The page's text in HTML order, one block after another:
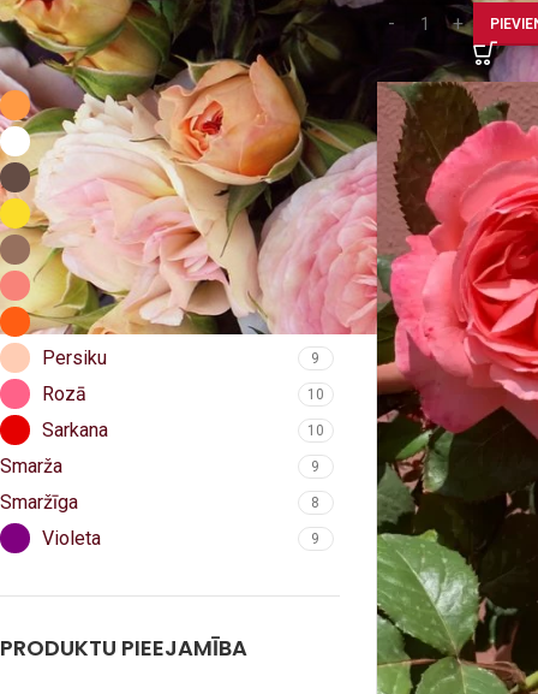
FILTRĒT PĒC KRĀSAS
Aprikozu
Balta 9
Brūna 9
Dzeltena 9
Kafija ar pienu 8
Koraļļu 9
Oranža 10
Persiku 9
Rozā 10
Sarkana 10
Smarža 9
Smaržīga 8
Violeta 9
PRODUKTU PIEEJAMĪBA